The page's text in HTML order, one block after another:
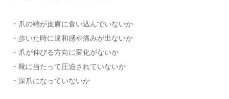
・爪の端が皮膚に食い込んでいないか
・歩いた時に違和感や痛みが出ないか
・爪が伸びる方向に変化がないか
・靴に当たって圧迫されていないか
・深爪になっていないか